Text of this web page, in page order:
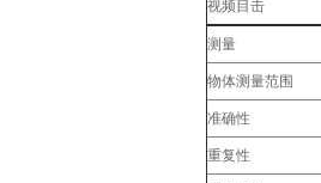
视频目击
测量
物体测量范围
准确性
重复性